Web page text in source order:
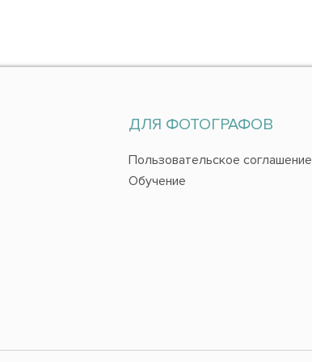
ДЛЯ ФОТОГРАФОВ
Пользовательское соглашение
Обучение